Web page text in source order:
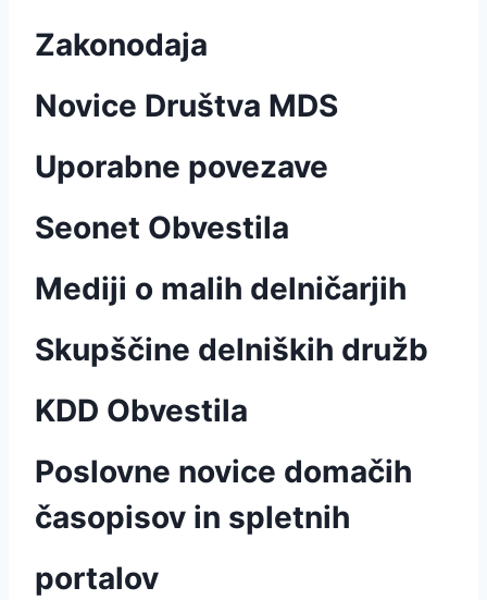
Zakonodaja
Novice Društva MDS
Uporabne povezave
Seonet Obvestila
Mediji o malih delničarjih
Skupščine delniških družb
KDD Obvestila
Poslovne novice domačih
časopisov in spletnih
portalov